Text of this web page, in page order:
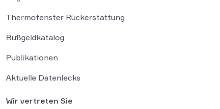
Thermofenster Rückerstattung
Bußgeldkatalog
Publikationen
Aktuelle Datenlecks
Wir vertreten Sie